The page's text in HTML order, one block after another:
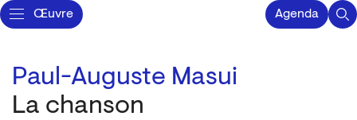
Œuvre Agenda
Paul-Auguste Masui
La chanson